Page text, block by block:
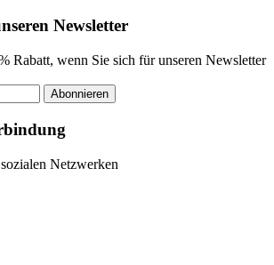
Newsletter
Rabatt, wenn Sie sich für unseren Newsletter
Abonnieren
Netzwerken